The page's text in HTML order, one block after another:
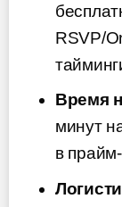
RSVP/
Время
минут
в